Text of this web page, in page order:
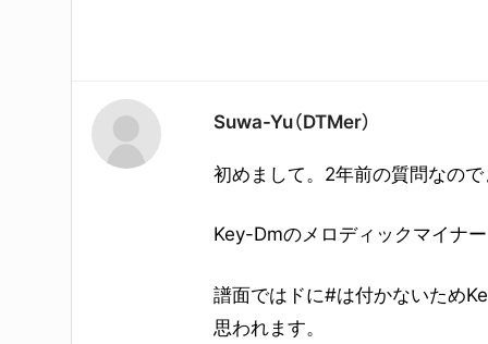
Suwa-Yu（DTMer）
初めまして。2年前の質問なの
Key-Dmのメロディックマイナー
譜面ではドに#は付かないため
思われます。